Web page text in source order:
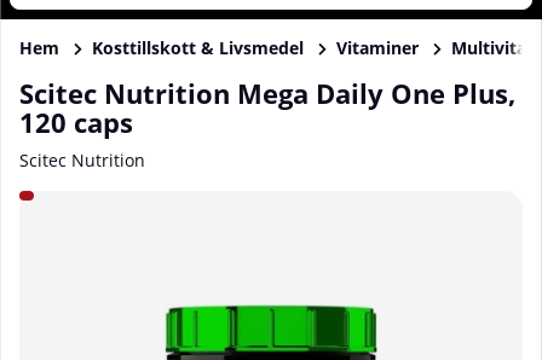
Hem Kosttillskott & Livsmedel Vitaminer
Scitec Nutrition Mega Daily One Plus,
120 caps
Scitec Nutrition
Produktbilder Scitec Nutrition Mega Daily One Plus, 120